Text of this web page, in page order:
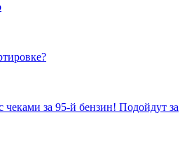
за 95-й бензин! Подойдут за